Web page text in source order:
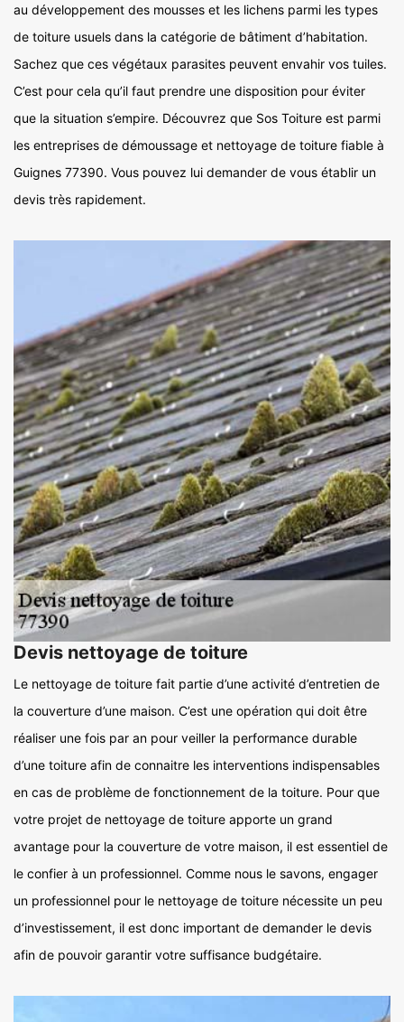
au développement des mousses et les lichens parmi les types
de toiture usuels dans la catégorie de bâtiment d’habitation.
Sachez que ces végétaux parasites peuvent envahir vos tuiles.
C’est pour cela qu’il faut prendre une disposition pour éviter
que la situation s’empire. Découvrez que Sos Toiture est parmi
les entreprises de démoussage et nettoyage de toiture fiable à
Guignes 77390. Vous pouvez lui demander de vous établir un
devis très rapidement.
Devis nettoyage de toiture
Le nettoyage de toiture fait partie d’une activité d’entretien de
la couverture d’une maison. C’est une opération qui doit être
réaliser une fois par an pour veiller la performance durable
d’une toiture afin de connaitre les interventions indispensables
en cas de problème de fonctionnement de la toiture. Pour que
votre projet de nettoyage de toiture apporte un grand
avantage pour la couverture de votre maison, il est essentiel de
le confier à un professionnel. Comme nous le savons, engager
un professionnel pour le nettoyage de toiture nécessite un peu
d’investissement, il est donc important de demander le devis
afin de pouvoir garantir votre suffisance budgétaire.